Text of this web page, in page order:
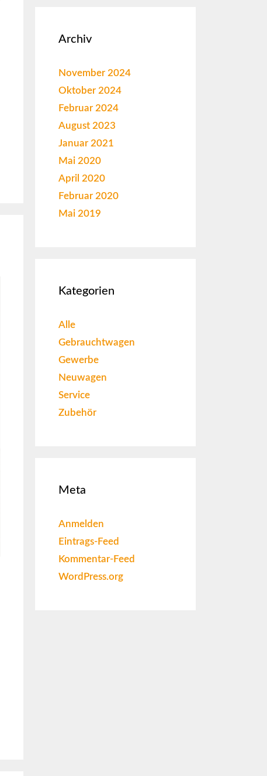
Archiv
November 2024
Oktober 2024
Februar 2024
August 2023
Januar 2021
Mai 2020
April 2020
Februar 2020
Mai 2019
Kategorien
Alle
Gebrauchtwagen
Gewerbe
Neuwagen
Service
Zubehör
Meta
Anmelden
Eintrags-Feed
Kommentar-Feed
WordPress.org